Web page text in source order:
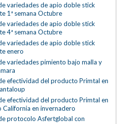
variedades de apio doble stick
1ª semana Octubre
variedades de apio doble stick
4ª semana Octubre
variedades de apio doble stick
enero
variedades pimiento bajo malla y
efectividad del producto Primtal en
efectividad del producto Primtal en
California en invernadero
protocolo Asfertglobal con